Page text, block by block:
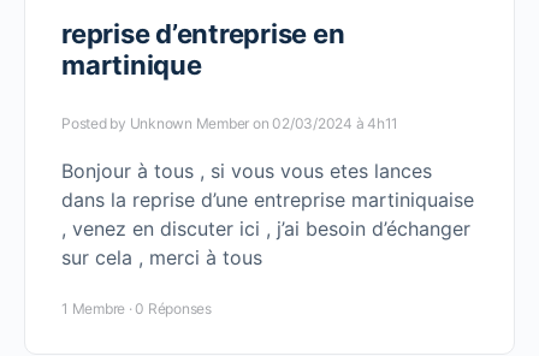
reprise d’entreprise en
martinique
Posted by Unknown Member on 02/03/2024 à 4h11
Bonjour à tous , si vous vous etes lances
dans la reprise d’une entreprise martiniquaise
, venez en discuter ici , j’ai besoin d’échanger
sur cela , merci à tous
1 Membre · 0 Réponses